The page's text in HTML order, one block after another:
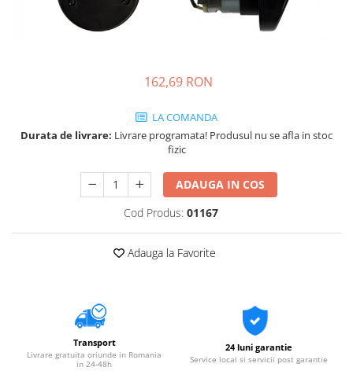
162,69 RON
LA COMANDA
Durata de livrare: Livrare programata! Produsul nu se afla in stoc
fizic
ADAUGA IN COS
Cod Produs: 01167
Adauga la Favorite
Transport
Livrare gratuita oriunde in Romania
in 24-48h
24 luni garantie
Service local si servicii post garantie